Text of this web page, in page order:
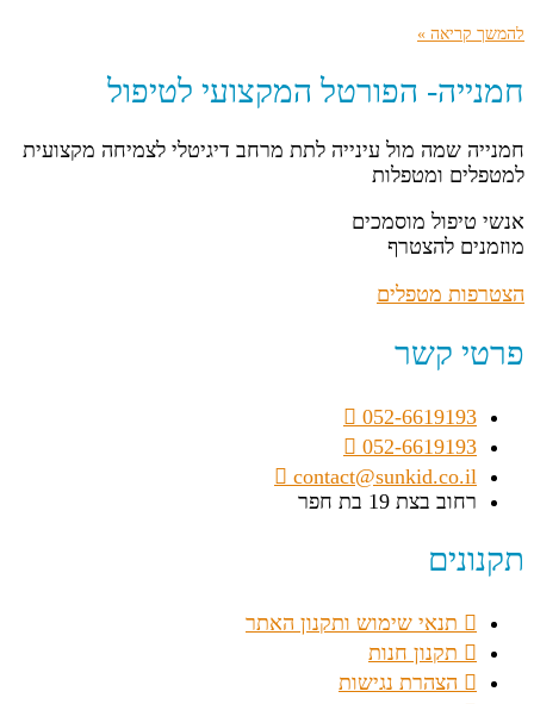
להמשך קריאה »
חמנייה- הפורטל המקצועי לטיפול
חמנייה שמה מול עינייה לתת מרחב דיגיטלי לצמיחה מקצועית
למטפלים ומטפלות
אנשי טיפול מוסמכים
מוזמנים להצטרף
הצטרפות מטפלים
פרטי קשר
052-6619193
052-6619193
contact@sunkid.co.il
רחוב בצת 19 בת חפר
תקנונים
תנאי שימוש ותקנון האתר
תקנון חנות
הצהרת נגישות